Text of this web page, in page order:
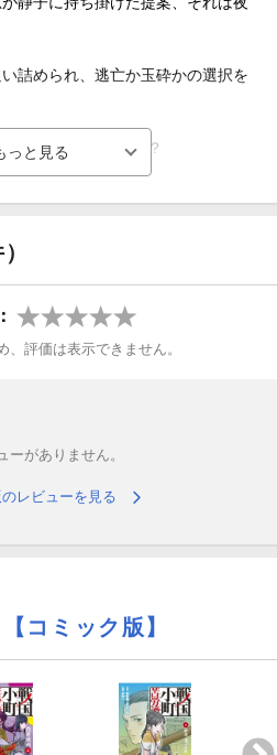
詰められ、逃亡か玉砕かの選択を
景の下す決断は──？
、評価は表示できません。
ーがありません。
レビューを見る
コミック版】